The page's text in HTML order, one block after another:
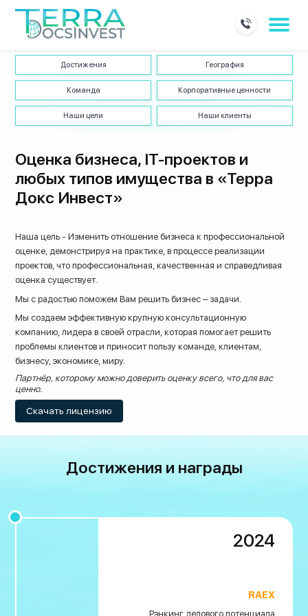
Достижения География
Команда Корпоративные ценности
Наши цели Наши клиенты
Оценка бизнеса, IT-проектов и
любых типов имущества в «Терра
Докс Инвест»
Наша цель - Изменить отношение бизнеса к профессиональной
оценке, демонстрируя на практике, в процессе реализации
проектов, что профессиональная, качественная и справедливая
оценка существует.
Мы с радостью поможем Вам решить бизнес – задачи.
Мы создаем эффективную крупную консультационную
компанию, лидера в своей отрасли, которая помогает решить
проблемы клиентов и приносит пользу команде, клиентам,
бизнесу, экономике, миру.
Партнёр, которому можно доверить оценку всего, что для вас
ценно.
Скачать лицензию
Достижения и награды
RAEX
Рэнкинг делового потенциала
2024